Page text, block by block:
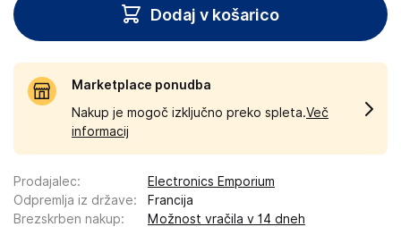
Dodaj v košarico
Marketplace ponudba
Nakup je mogoč izključno preko spleta.Več
informacij
Prodajalec:
Electronics Emporium
Odpremlja iz države:
Francija
Brezskrben nakup: Možnost vračila v 14 dneh